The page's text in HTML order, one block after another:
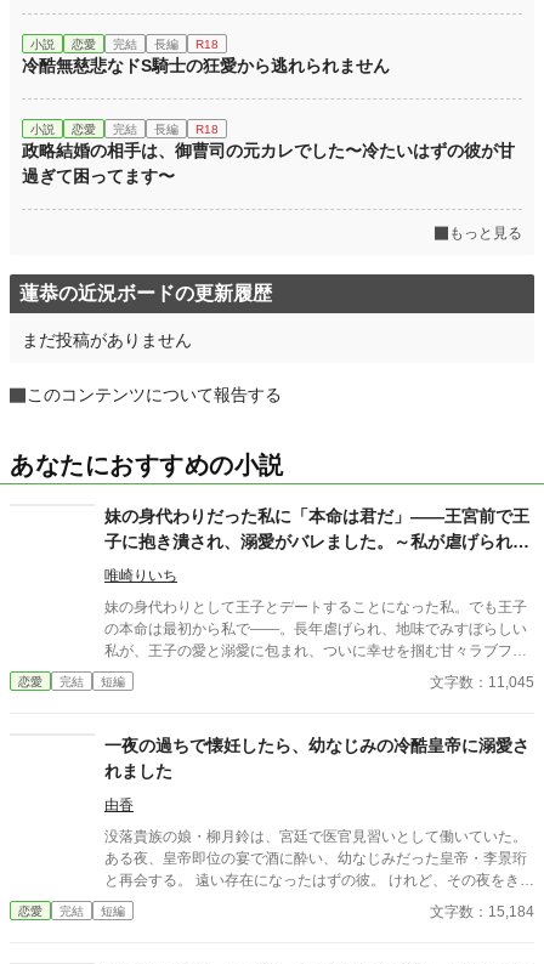
小説 恋愛 完結 長編 R18
冷酷無慈悲なドS騎士の狂愛から逃れられません
小説 恋愛 完結 長編 R18
政略結婚の相手は、御曹司の元カレでした〜冷たいはずの彼が甘
過ぎて困ってます〜
もっと見る
蓮恭の近況ボードの更新履歴
まだ投稿がありません
このコンテンツについて報告する
あなたにおすすめの小説
妹の身代わりだった私に「本命は君だ」――王宮前で王
子に抱き潰され、溺愛がバレました。～私が虐げられる
きっかけになった少年が、私と王子を結び付
唯崎りいち
妹の身代わりとして王子とデートすることになった私。でも王子
の本命は最初から私で――。長年虐げられ、地味でみすぼらしい
私が、王子の愛と溺愛に包まれ、ついに幸せを掴む甘々ラブファ
ンタジー。妹や家族との誤解、影武者の存在も絡み、ハラハラと
胸キュンが止まらない物語。
恋愛 完結 短編 文字数：11,045
一夜の過ちで懐妊したら、幼なじみの冷酷皇帝に溺愛さ
れました
由香
没落貴族の娘・柳月鈴は、宮廷で医官見習いとして働いていた。
ある夜、皇帝即位の宴で酒に酔い、幼なじみだった皇帝・李景珩
と再会する。 遠い存在になったはずの彼。 けれど、その夜をきっ
かけに月鈴の運命は大きく動き出す。 冷酷と恐れられる皇帝が、
なぜか彼女だけには甘すぎて――。
恋愛 完結 短編 文字数：15,184